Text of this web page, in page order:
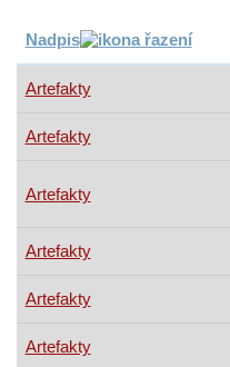
Nadpis
Artefakty
Artefakty
Artefakty
Artefakty
Artefakty
Artefakty